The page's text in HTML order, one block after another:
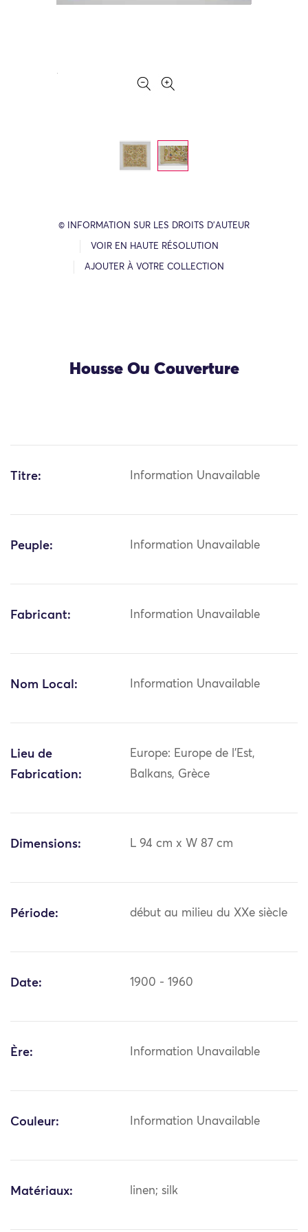
© INFORMATION SUR LES DROITS D’AUTEUR
VOIR EN HAUTE RÉSOLUTION
AJOUTER À VOTRE COLLECTION
Housse Ou Couverture
Titre: Information Unavailable
Peuple: Information Unavailable
Fabricant: Information Unavailable
Nom Local: Information Unavailable
Lieu de
Fabrication:
Europe: Europe de l'Est,
Balkans, Grèce
Dimensions: L 94 cm x W 87 cm
Période: début au milieu du XXe siècle
Date: 1900 - 1960
Ère: Information Unavailable
Couleur: Information Unavailable
Matériaux: linen; silk